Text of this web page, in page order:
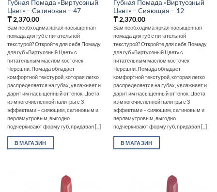
Губная Помада «Виртуозный
Цвет» – Cатиновая – 47
₸2,370.00
Вам необходима яркая насыщенная
помада для губ с питательной
текстурой? Откройте для себя Помаду
для губ «Виртуозный Цвет» с
питательным маслом косточек
Черешни. Помада обладает
комфортной текстурой, которая легко
распределяется на губах, увлажняет и
дарит им насыщенный оттенок. Цвета
из многочисленной палитры с 3
эффектами – сияющим, сатиновым и
перламутровым, выгодно
подчеркивают форму губ, придавая [...]
В МАГАЗИН
Губная Помада «Виртуозный
Цвет» – Cияющая – 12
₸2,370.00
Вам необходима яркая насыщенная
помада для губ с питательной
текстурой? Откройте для себя Помаду
для губ «Виртуозный Цвет» с
питательным маслом косточек
Черешни. Помада обладает
комфортной текстурой, которая легко
распределяется на губах, увлажняет и
дарит им насыщенный оттенок. Цвета
из многочисленной палитры с 3
эффектами – сияющим, сатиновым и
перламутровым, выгодно
подчеркивают форму губ, придавая [...]
В МАГАЗИН